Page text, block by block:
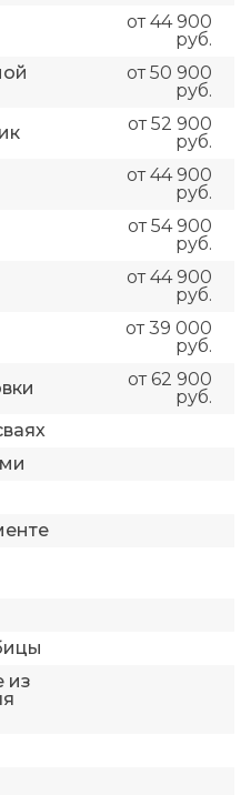
от 44 900
руб.
от 50 900
руб.
от 52 900
руб.
от 44 900
руб.
от 54 900
руб.
от 44 900
руб.
от 39 000
руб.
от 62 900
руб.
из